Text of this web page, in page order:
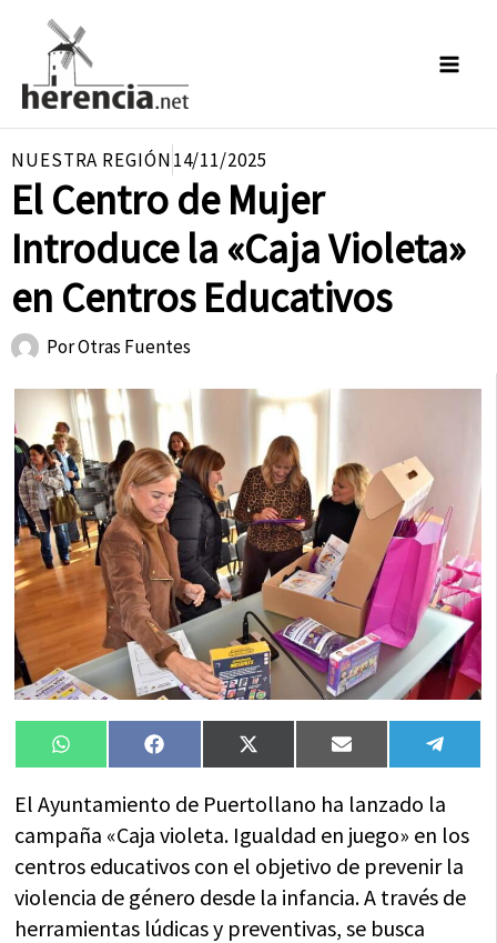
contenido
NUESTRA REGIÓN14/11/2025
El Centro de Mujer
Introduce la «Caja Violeta»
en Centros Educativos
PorOtras Fuentes
Compartir
en
WhatsAppCompartir
en
FacebookCompartir
en
X
(Twitter)
Compartir
en
Email
en
El Ayuntamiento de Puertollano ha lanzado la
campaña «Caja violeta. Igualdad en juego» en los
centros educativos con el objetivo de prevenir la
violencia de género desde la infancia. A través de
herramientas lúdicas y preventivas, se busca